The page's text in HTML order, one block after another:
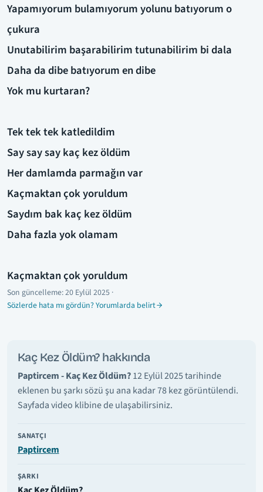
Yapamıyorum bulamıyorum yolunu batıyorum o
çukura
Unutabilirim başarabilirim tutunabilirim bi dala
Daha da dibe batıyorum en dibe
Yok mu kurtaran?
Tek tek tek katledildim
Say say say kaç kez öldüm
Her damlamda parmağın var
Kaçmaktan çok yoruldum
Saydım bak kaç kez öldüm
Daha fazla yok olamam
Kaçmaktan çok yoruldum
Son güncelleme:20 Eylül 2025 ·
Sözlerde hata mı gördün? Yorumlarda belirt
Kaç Kez Öldüm? hakkında
Paptircem - Kaç Kez Öldüm?12 Eylül 2025 tarihinde
eklenen bu şarkı sözü şu ana kadar 78 kez görüntülendi.
Sayfada video klibine de ulaşabilirsiniz.
SANATÇI
Paptircem
ŞARKI